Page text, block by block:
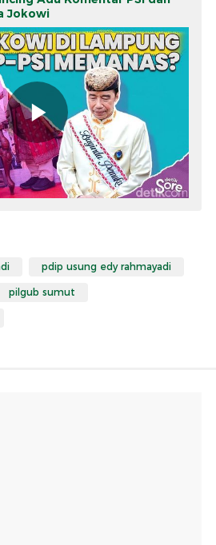
Jokowi
pdip usung edy rahmayadi
pilgub sumut